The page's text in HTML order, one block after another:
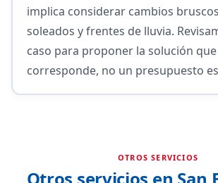
implica considerar cambios
soleados y frentes de lluvia.
caso para proponer la solución
corresponde, no un presupuesto
OTROS SERVICIOS